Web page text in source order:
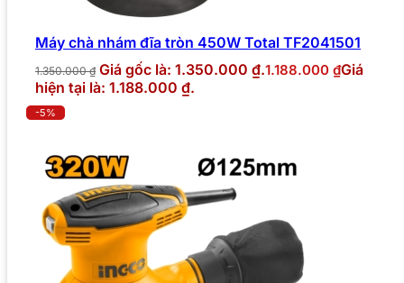
Máy chà nhám đĩa tròn 450W Total TF2041501
1.350.000₫ Giá gốc là: 1.350.000 ₫.1.188.000 ₫Giá
hiện tại là: 1.188.000 ₫.
-5%